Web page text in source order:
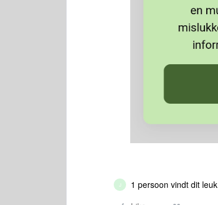
J
1 persoon vindt dit leuk